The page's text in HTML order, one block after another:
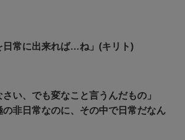
日常に出来れば…ね」(キリト)
さい、でも変なこと言うんだもの」
の非日常なのに、その中で日常だなん